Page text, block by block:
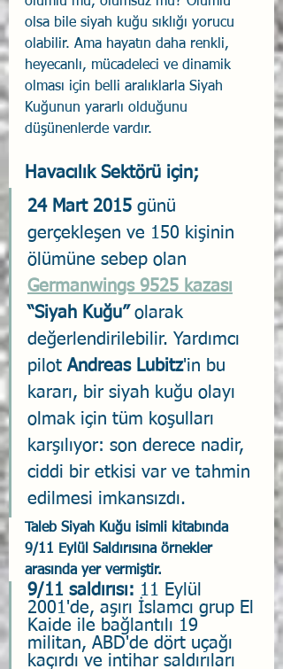
olsa bile siyah kuğu sıklığı yorucu
olabilir. Ama hayatın daha renkli,
heyecanlı, mücadeleci ve dinamik
olması için belli aralıklarla Siyah
Kuğunun yararlı olduğunu
düşünenlerde vardır.
Havacılık Sektörü için;
24 Mart 2015 günü
gerçekleşen ve 150 kişinin
ölümüne sebep olan
Germanwings 9525 kazası
“Siyah Kuğu” olarak
değerlendirilebilir. Yardımcı
pilot Andreas Lubitz'in bu
kararı, bir siyah kuğu olayı
olmak için tüm koşulları
karşılıyor: son derece nadir,
ciddi bir etkisi var ve tahmin
edilmesi imkansızdı.
Taleb Siyah Kuğu isimli kitabında
9/11 Eylül Saldırısına örnekler
arasında yer vermiştir.
9/11 saldırısı: 11 Eylül
2001'de, aşırı İslamcı grup El
Kaide ile bağlantılı 19
militan, ABD'de dört uçağı
kaçırdı ve intihar saldırıları